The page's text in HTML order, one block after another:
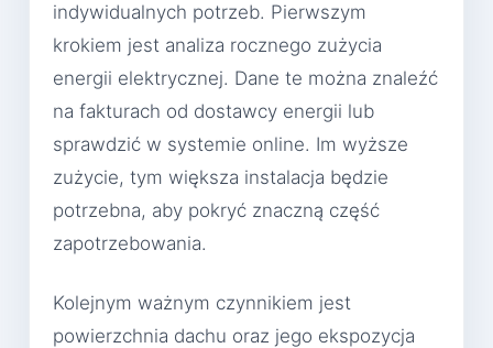
indywidualnych potrzeb. Pierwszym
krokiem jest analiza rocznego zużycia
energii elektrycznej. Dane te można znaleźć
na fakturach od dostawcy energii lub
sprawdzić w systemie online. Im wyższe
zużycie, tym większa instalacja będzie
potrzebna, aby pokryć znaczną część
zapotrzebowania.
Kolejnym ważnym czynnikiem jest
powierzchnia dachu oraz jego ekspozycja